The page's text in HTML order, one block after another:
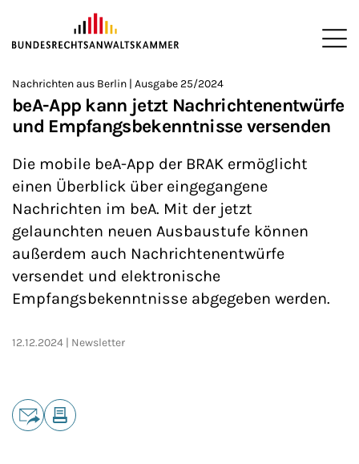
ZUM HAUPTINHALT SPRINGEN
Sie befinden sich hier:
>
Startseite
>
Newsroom
>
Newsletter
>
Nachrichten aus Berlin
Nachrichten aus Berlin | Ausgabe 25/2024
beA-App kann jetzt Nachrichtenentwürfe
und Empfangsbekenntnisse versenden
Die mobile beA-App der BRAK ermöglicht
einen Überblick über eingegangene
Nachrichten im beA. Mit der jetzt
gelaunchten neuen Ausbaustufe können
außerdem auch Nachrichtenentwürfe
versendet und elektronische
Empfangsbekenntnisse abgegeben werden.
12.12.2024 Newsletter
Teilen